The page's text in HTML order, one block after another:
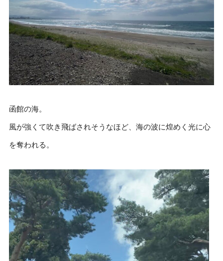
函館の海。
風が強くて吹き飛ばされそうなほど、海の波に煌めく光に心
を奪われる。